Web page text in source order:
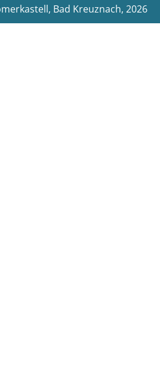
Bad Kreuznach, 2026